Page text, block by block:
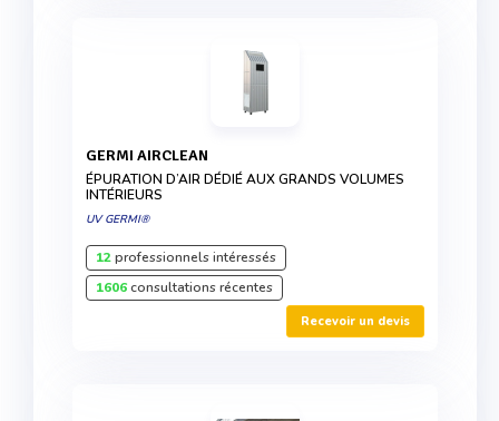
GERMI AIRCLEAN
ÉPURATION D’AIR DÉDIÉ AUX GRANDS VOLUMES
INTÉRIEURS
UV GERMI®
12professionnels intéressés
1606consultations récentes
Recevoir un devis